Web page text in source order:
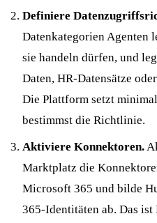
Definiere
Datenkategorien Agenten
sie handeln dürfen, und
Daten, HR-Datensätze
Die Plattform setzt
bestimmst die Richtlinie.
Aktiviere Konnektoren.
Marktplatz die
Microsoft 365 und bilde
365-Identitäten ab. Das